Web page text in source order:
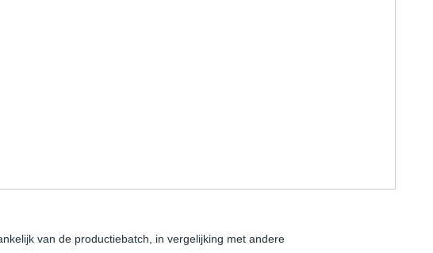
van de productiebatch, in vergelijking met andere